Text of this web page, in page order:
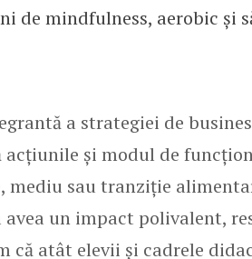
de mindfulness, aerobic și
a strategiei de
acțiunile și modul de
mediu sau tranziție
un impact polivalent,
că atât elevii și cadrele